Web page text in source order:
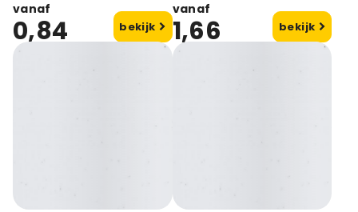
vanaf
0,84 bekijk
vanaf
1,66 bekijk